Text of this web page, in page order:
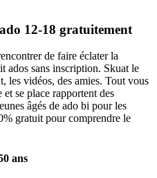
12-18 gratuitement
de faire éclater la
ados sans inscription. Skuat le
les vidéos, des amies. Tout vous
et se place rapportent des
âgés de ado bi pour les
gratuit pour comprendre le
ans